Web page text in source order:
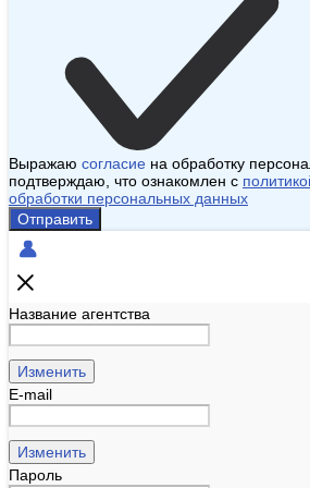
Выражаю согласие на обработку
подтверждаю, что ознакомлен с
обработки персональных данных
Отправить
Название агентства
Изменить
E-mail
Изменить
Пароль